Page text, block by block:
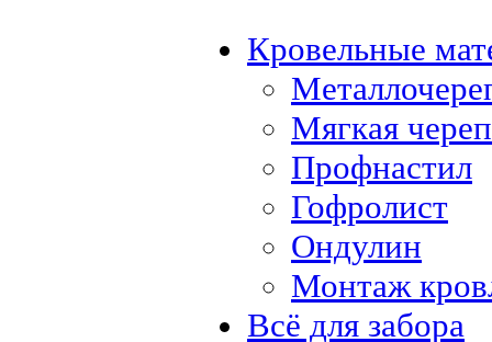
Кровельные
Мягкая
Профнастил
Гофролист
Ондулин
Монтаж
Всё для забора